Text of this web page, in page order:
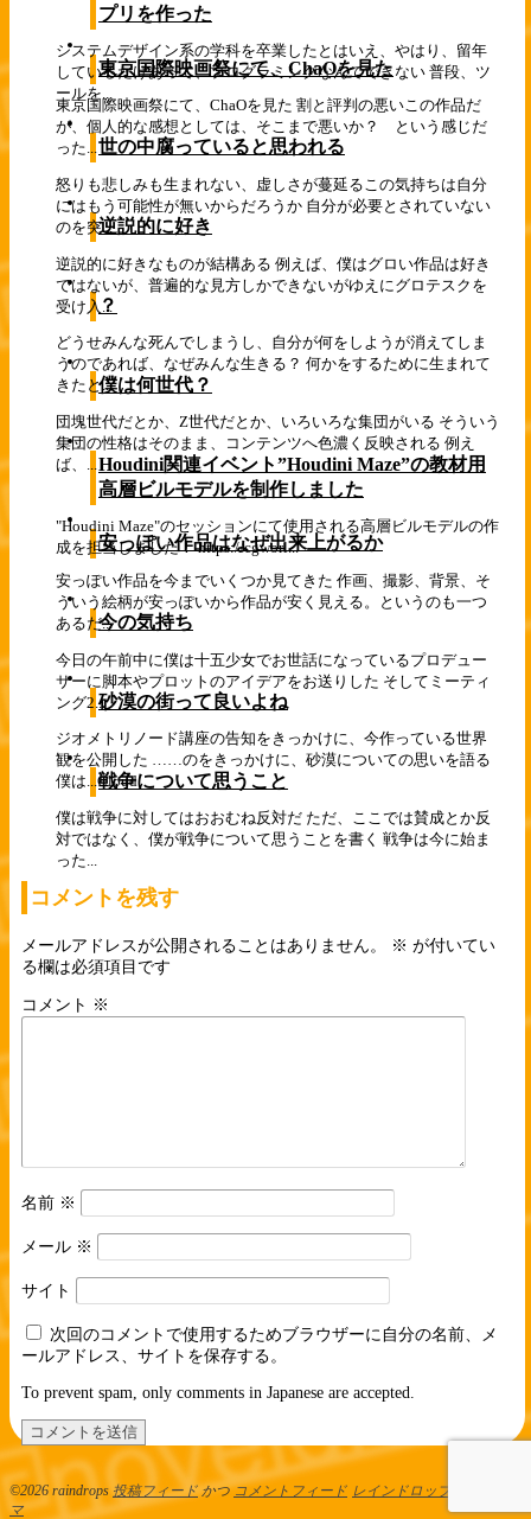
プリを作った
システムデザイン系の学科を卒業したとはいえ、やはり、留年
しているだけあって、プログラミングなんてできない 普段、ツ
ールを...
東京国際映画祭にて、ChaOを見た
東京国際映画祭にて、ChaOを見た 割と評判の悪いこの作品だ
が、個人的な感想としては、そこまで悪いか？ という感じだ
った...世の中腐っていると思われる
怒りも悲しみも生まれない、虚しさが蔓延るこの気持ちは自分
にはもう可能性が無いからだろうか 自分が必要とされていない
のを突...逆説的に好き
逆説的に好きなものが結構ある 例えば、僕はグロい作品は好き
ではないが、普遍的な見方しかできないがゆえにグロテスクを
受け入...
？
どうせみんな死んでしまうし、自分が何をしようが消えてしま
うのであれば、なぜみんな生きる？ 何かをするために生まれて
きたと...僕は何世代？
団塊世代だとか、Z世代だとか、いろいろな集団がいる そういう
集団の性格はそのまま、コンテンツへ色濃く反映される 例え
ば、...Houdini関連イベント”Houdini Maze”の教材用
高層ビルモデルを制作しました
"Houdini Maze"のセッションにて使用される高層ビルモデルの作
成を担当しました！ https://cgworl...
安っぽい作品はなぜ出来上がるか
安っぽい作品を今までいくつか見てきた 作画、撮影、背景、そ
ういう絵柄が安っぽいから作品が安く見える。というのも一つ
あるだ...今の気持ち
今日の午前中に僕は十五少女でお世話になっているプロデュー
サーに脚本やプロットのアイデアをお送りした そしてミーティ
ング2...砂漠の街って良いよね
ジオメトリノード講座の告知をきっかけに、今作っている世界
観を公開した ……のをきっかけに、砂漠についての思いを語る
僕は...Cloud
戦争について思うこと
僕は戦争に対してはおおむね反対だ ただ、ここでは賛成とか反
対ではなく、僕が戦争について思うことを書く 戦争は今に始ま
った...
コメントを残す
メールアドレスが公開されることはありません。 ※ が付いてい
る欄は必須項目です
コメント ※
名前 ※
メール ※
サイト
次回のコメントで使用するためブラウザーに自分の名前、メ
ールアドレス、サイトを保存する。
To prevent spam, only comments in Japanese are accepted.
©2026 raindrops投稿フィード かつ コメントフィード レインドロップス テー
マ